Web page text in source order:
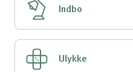
Indbo
Ulykke